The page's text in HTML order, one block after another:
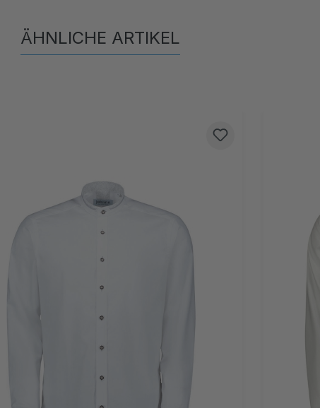
ÄHNLICHE ARTIKEL